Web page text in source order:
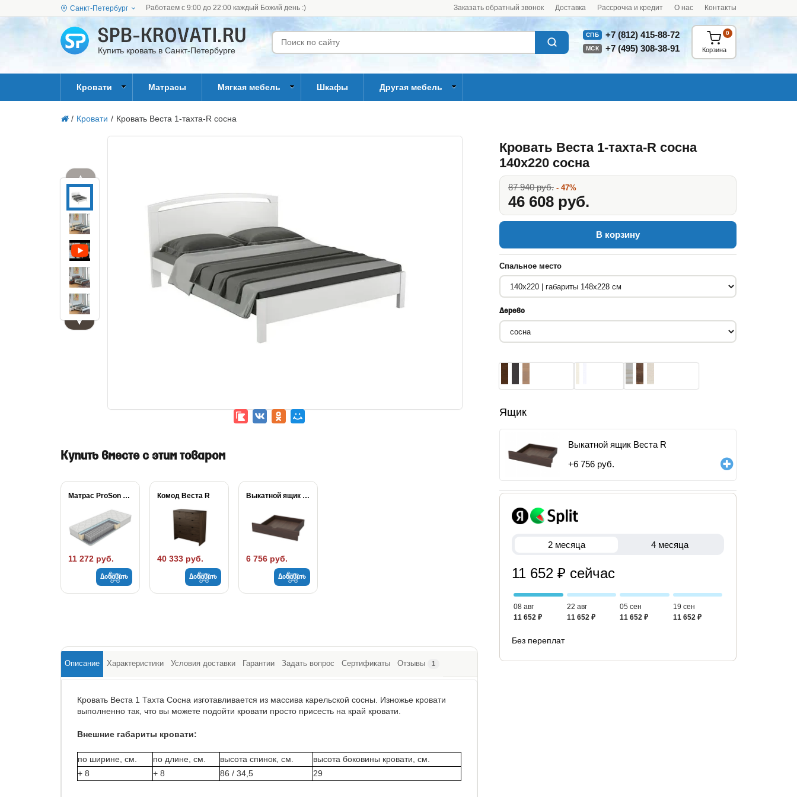
Санкт-Петербург Работаем с 9:00 до 22:00 каждый Божий день :) Заказать обратный звонок Доставка Рассрочка и кредит О нас Контакты
Купить кровать в Санкт-Петербурге
СПБ +7 (812) 415-88-72
МСК +7 (495) 308-38-91 Корзина
0
Кровати Матрасы Мягкая мебель Шкафы Другая мебель
/ Кровати / Кровать Веста 1-тахта-R сосна
▲
▼
Кровать Веста 1-тахта-R сосна
140x220 сосна
87 940 руб. - 47%
46 608 руб.
В корзину
Спальное место
Дерево
Ящик
Выкатной ящик Веста R
+6 756 руб.
2 месяца 4 месяца
11 652 ₽ сейчас
08 авг
11 652 ₽
22 авг
11 652 ₽
05 сен
11 652 ₽
19 сен
11 652 ₽
Без переплат
Купить вместе с этим товаром
Матрас ProSon Active...
11 272 руб.
Добавить
Комод Веста R
40 333 руб.
Добавить
Выкатной ящик Веста...
6 756 руб.
Добавить
Описание Характеристики Условия доставки Гарантии Задать вопрос Сертификаты Отзывы 1
Кровать Веста 1 Тахта Сосна изготавливается из массива карельской сосны. Изножье кровати
выполненно так, что вы можете подойти кровати просто присесть на край кровати.
Внешние габариты кровати:
по ширине, см. по длине, см. высота спинок, см.
высота боковины кровати, см.
+ 8
+ 8 86 / 34,5 29